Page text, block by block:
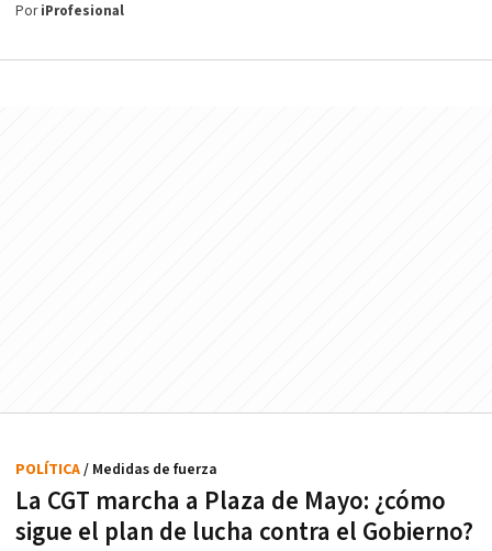
PoriProfesional
La CGT marcha a Plaza de Mayo: ¿cómo
sigue el plan de lucha contra el Gobierno?
POLÍTICA/ Medidas de fuerza